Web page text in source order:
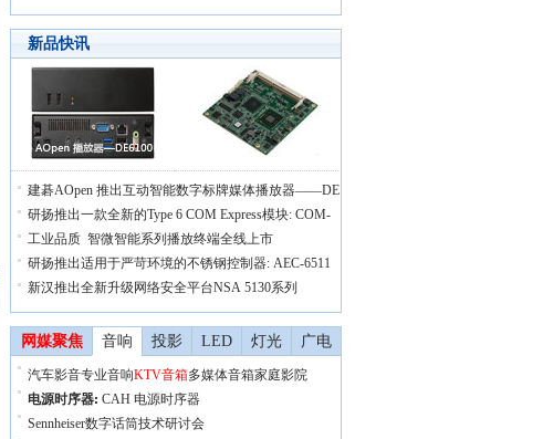
新品快讯
建碁AOpen 推出互动智能数字标牌媒体播放器——DE
研扬推出一款全新的Type 6 COM Express模块: COM-
工业品质 智微智能系列播放终端全线上市
研扬推出适用于严苛环境的不锈钢控制器: AEC-6511
新汉推出全新升级网络安全平台NSA 5130系列
网媒聚焦 音响 投影 LED 灯光 广电
汽车影音专业音响KTV音箱多媒体音箱家庭影院
电源时序器: CAH 电源时序器
Sennheiser数字话筒技术研讨会